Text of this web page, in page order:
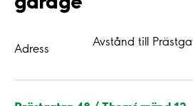
Adress
Avstånd till